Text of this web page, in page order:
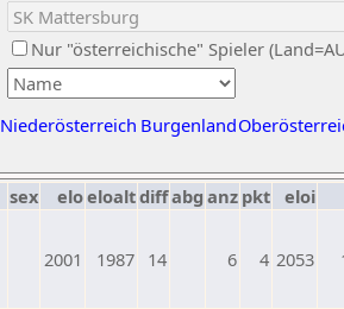
Nur "österreichische" Spieler
Niederösterreich Burgenland
sex eloeloaltdiffabg anz pkt eloi
2001 1987 14 6 4 2053